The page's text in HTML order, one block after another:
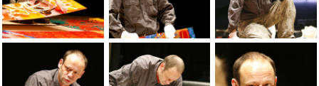
Jean-Pierre Sergent at the set design of Verdi's Traviata
Jean-Pierre Sergent at the set design of
Photos by Yves